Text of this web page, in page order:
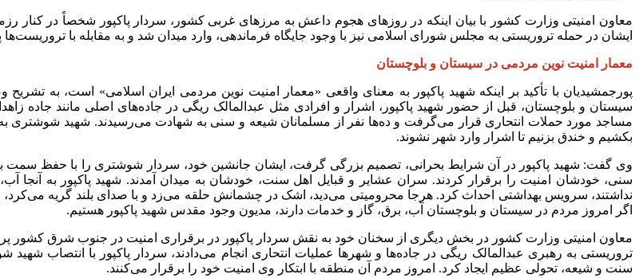
معاون امنیتی ‌وزارت کشور ‌با بیان اینکه در روزهای هجوم داعش به مرزهای غربی کشور، سردار پاکپور شخصاً در
ایشان در حمله تروریستی به مجلس شورای اسلامی نیز با وجود جایگاه فرماندهی، وارد میدان شد و به مقابله با
معمار امنیت نوین مردمی در سیستان و بلوچستان
پورجمشیدیان با تأکید بر اینکه شهید پاکپور به معنای واقعی «معمار امنیت نوین مردمی ایران اسلامی» است،
سیستان و بلوچستان، قبل از حضور شهید پاکپور، اشرار و افرادی مثل عبدالمالک ریگی در جاده‌های اصلی مانند جاده
مساجد مورد حملات انتحاری قرار می‌گرفت و ده‌ها نفر از مسلمانان شیعه و سنی به شهادت می‌رسیدند. شهید شوشتری
بکشیم و خندق بزنیم تا اشرار وارد شهر نشوند.
وی گفت: شهید پاکپور در آن شرایط بحرانی، تصمیم بزرگی گرفت، ایشان جانشین خود، سردار شوشتری را با حفظ سمت به
سنی، خودشان امنیت را برقرار کردند. سران عشایر و قبایل اهل سنت، خودشان به میدان آمدند. شهید پاکپور به
نداشتند، سرویس بهداشتی احداث کرد. هرجا محرومیتی می‌دید، اشک در چشمانش حلقه می‌زد و با صدای بلند گریه
اگر امروز مردم در سیستان و بلوچستان آب، برق، گاز و خدمات دارند، مدیون وجود مقدس شهید پاکپور هستیم.
معاون امنیتی ‌وزارت کشور ‌در بخش دیگری از سخنان خود به نقش سردار پاکپور در برقراری امنیت در جنوب شرق کشور
تروریستی به رهبری عبدالمالک ریگی در جاده‌ها و شهرها عملیات انتحاری انجام می‌دادند، سردار پاکپور با انتصاب
سنت و شیعه، تحولی عظیم ایجاد کرد. امروز مردم آن منطقه با ابتکار وی امنیت خود را برقرار می‌کنند.